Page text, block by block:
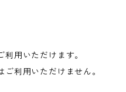
用いただけます。
利用いただけません。